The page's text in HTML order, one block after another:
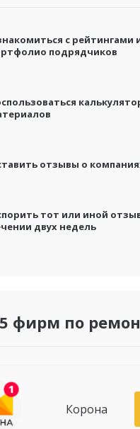
с рейтингами
подрядчиков
отзывы о
тот или иной
двух недель
фирм по
Корона